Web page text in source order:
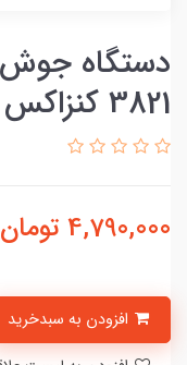
3821 کنزاکس (پس کرایه)
4,790,000 تومان